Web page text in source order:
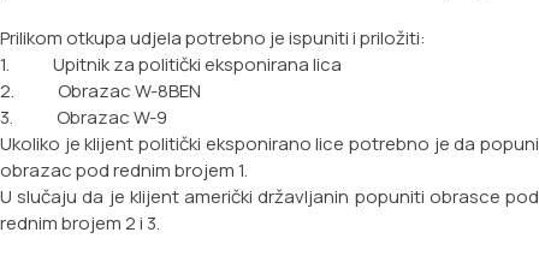
Prilikom otkupa udjela potrebno je ispuniti i priložiti:
1. Upitnik za politički eksponirana lica
2. Obrazac W-8BEN
3. Obrazac W-9
Ukoliko je klijent politički eksponirano lice potrebno je da popuni
obrazac pod rednim brojem 1.
U slučaju da je klijent američki državljanin popuniti obrasce pod
rednim brojem 2 i 3.